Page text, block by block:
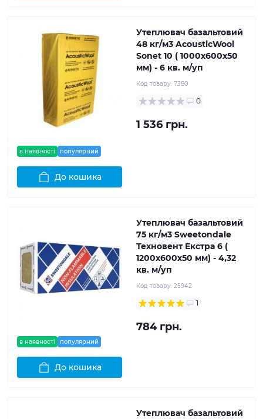
в наявності популярний
Утеплювач базальтовий
48 кг/м3 AcousticWool
Sonet 10 ( 1000x600x50
мм) - 6 кв. м/уп
Код товару: 7380
0
1 536 грн.
До кошика
в наявності популярний
Утеплювач базальтовий
75 кг/м3 Sweetondale
Техновент Екстра 6 (
1200x600x50 мм) - 4,32
кв. м/уп
Код товару: 25942
1
784 грн.
До кошика
Утеплювач базальтовий